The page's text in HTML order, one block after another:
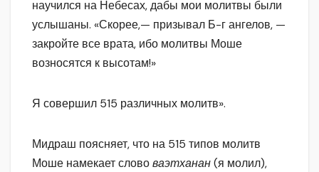
научился на Небесах, дабы мои молитвы были
услышаны. «Скорее,— призывал Б-г ангелов, —
закройте все врата, ибо молитвы Моше
возносятся к высотам!»
Я совершил 515 различных молитв».
Мидраш поясняет, что на 515 типов молитв
Моше намекает слововаэтханан(я молил),